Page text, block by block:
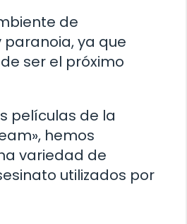
de
ya que
ser el próximo
películas de la
hemos
variedad de
utilizados por